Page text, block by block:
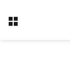
Menu